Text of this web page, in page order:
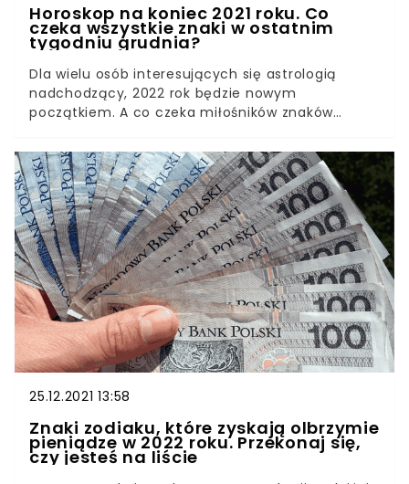
Horoskop na koniec 2021 roku. Co
czeka wszystkie znaki w ostatnim
tygodniu grudnia?
Dla wielu osób interesujących się astrologią
nadchodzący, 2022 rok będzie nowym
początkiem. A co czeka miłośników znaków
grudnia? Jak łaskawy jest dla nich horoskop? Na
co w nadchodzących dniach mogą liczyć
przedstawiciele poszczególnych znaków zodiaku?
25.12.2021 13:58
Znaki zodiaku, które zyskają olbrzymie
pieniądze w 2022 roku. Przekonaj się,
czy jesteś na liście